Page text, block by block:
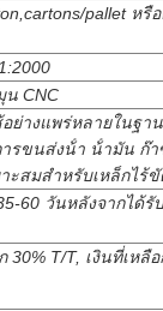
pallet หรื
น CNC
ย่างแพร่หลายในฐา
รขนส่งน้ํา น้ํามัน ก๊
ะสมสําหรับเหล็กไร้
60 วันหลังจากได้รั
30% T/T, เงินที่เหลื